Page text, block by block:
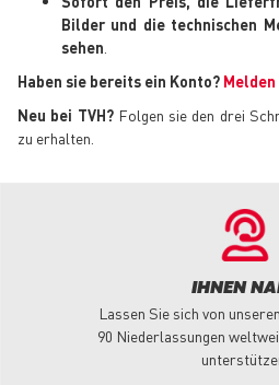
Bilder und die technischen
sehen
Haben sie bereits ein Konto?
Neu bei TVH?Folgen sie den drei
zu erhalten.
IHNEN
Lassen Sie sich von
90 Niederlassungen